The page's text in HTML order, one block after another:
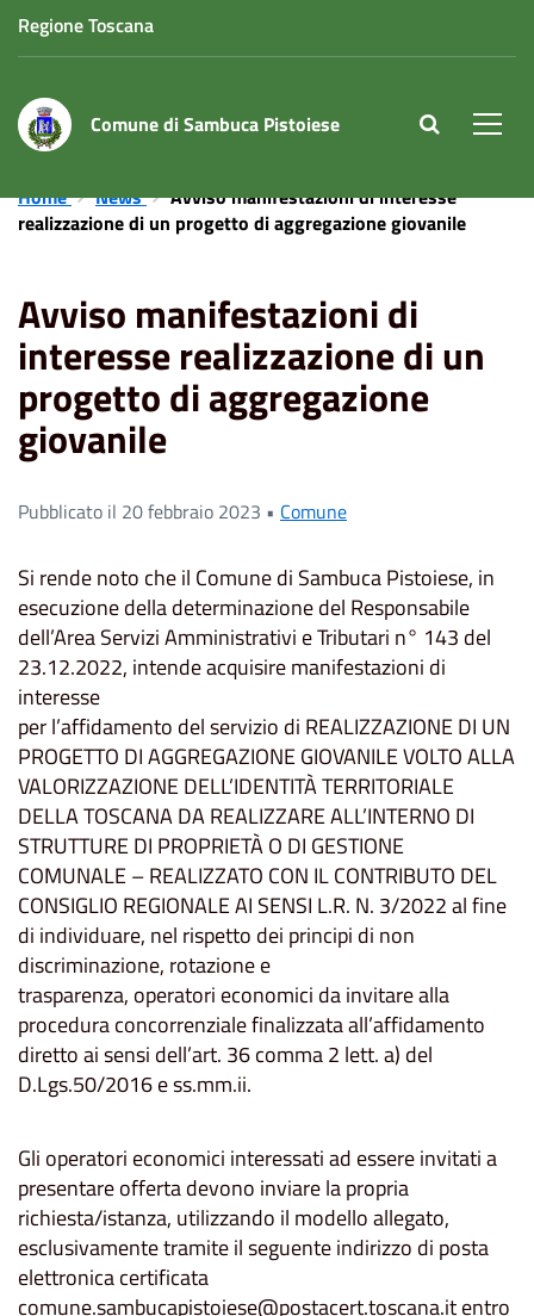
Regione Toscana
Comune di Sambuca Pistoiese site.searc
Home News
Avviso manifestazioni di interesse
realizzazione di un progetto di aggregazione giovanile
Avviso manifestazioni di
interesse realizzazione di un
progetto di aggregazione
giovanile
Pubblicato il 20 febbraio 2023 • Comune
Si rende noto che il Comune di Sambuca Pistoiese, in
esecuzione della determinazione del Responsabile
dell’Area Servizi Amministrativi e Tributari n° 143 del
23.12.2022, intende acquisire manifestazioni di
interesse
per l’affidamento del servizio di REALIZZAZIONE DI UN
PROGETTO DI AGGREGAZIONE GIOVANILE VOLTO ALLA
VALORIZZAZIONE DELL’IDENTITÀ TERRITORIALE
DELLA TOSCANA DA REALIZZARE ALL’INTERNO DI
STRUTTURE DI PROPRIETÀ O DI GESTIONE
COMUNALE – REALIZZATO CON IL CONTRIBUTO DEL
CONSIGLIO REGIONALE AI SENSI L.R. N. 3/2022 al fine
di individuare, nel rispetto dei principi di non
discriminazione, rotazione e
trasparenza, operatori economici da invitare alla
procedura concorrenziale finalizzata all’affidamento
diretto ai sensi dell’art. 36 comma 2 lett. a) del
D.Lgs.50/2016 e ss.mm.ii.
Gli operatori economici interessati ad essere invitati a
presentare offerta devono inviare la propria
richiesta/istanza, utilizzando il modello allegato,
esclusivamente tramite il seguente indirizzo di posta
elettronica certificata
comune.sambucapistoiese@postacert.toscana.it entro